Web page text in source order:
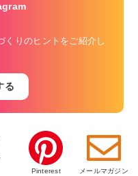
くりのヒントをご紹介し
る
Pinterest メールマガジン